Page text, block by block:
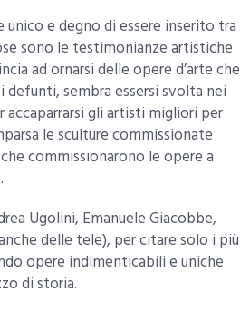
e degno di essere inserito tra
sono le testimonianze artistiche
ad ornarsi delle opere d’arte che
sembra essersi svolta nei
accaparrarsi gli artisti migliori per
le sculture commissionate
commissionarono le opere a
Ugolini, Emanuele Giacobbe,
delle tele), per citare solo i più
opere indimenticabili e uniche
di storia.